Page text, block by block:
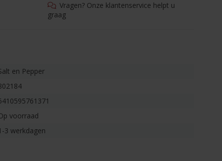
Vragen? Onze klantenservice helpt u
graag
en Pepper
voorraad
3 werkdagen